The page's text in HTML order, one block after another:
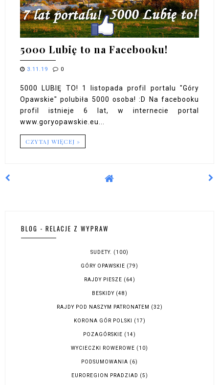
5000 Lubię to na Facebooku!
3.11.19 0
5000 LUBIĘ TO! 1 listopada profil portalu "Góry
Opawskie" polubiła 5000 osoba! :D Na facebooku
profil istnieje 6 lat, w internecie portal
www.goryopawskie.eu...
CZYTAJ WIĘCEJ »
BLOG - RELACJE Z WYPRAW
SUDETY. (100)
GÓRY OPAWSKIE (79)
RAJDY PIESZE (64)
BESKIDY (48)
RAJDY POD NASZYM PATRONATEM (32)
KORONA GÓR POLSKI (17)
POZAGÓRSKIE (14)
WYCIECZKI ROWEROWE (10)
PODSUMOWANIA (6)
EUROREGION PRADZIAD (5)